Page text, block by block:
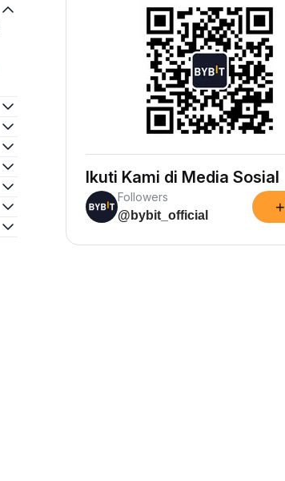
Ikuti Kami di Media Sosial
Followers
@bybit_official
+